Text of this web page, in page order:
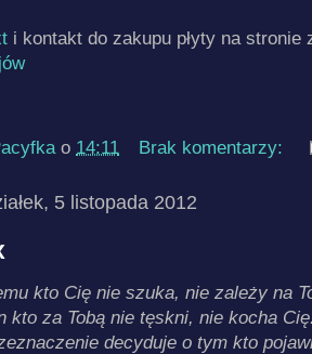
i kontakt do zakupu płyty na stronie
o 14:11 Brak komentarzy:
5 listopada 2012
kto Cię nie szuka, nie zależy na
kto za Tobą nie tęskni, nie kocha
decyduje o tym kto